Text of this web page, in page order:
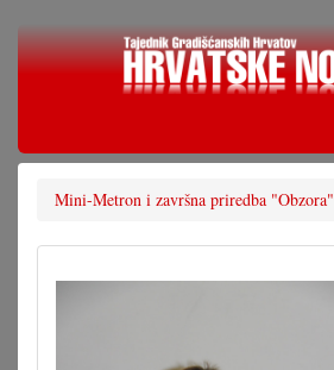
Skoči
Mini-Metron i završna priredba "Obzora"